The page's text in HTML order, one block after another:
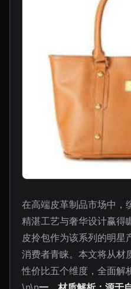
在高端皮革制品市场中，
精湛工艺与奢华设计赢得
皮拎包作为该系列的明星
消费者青睐。本文将从材
性价比五个维度，全面解